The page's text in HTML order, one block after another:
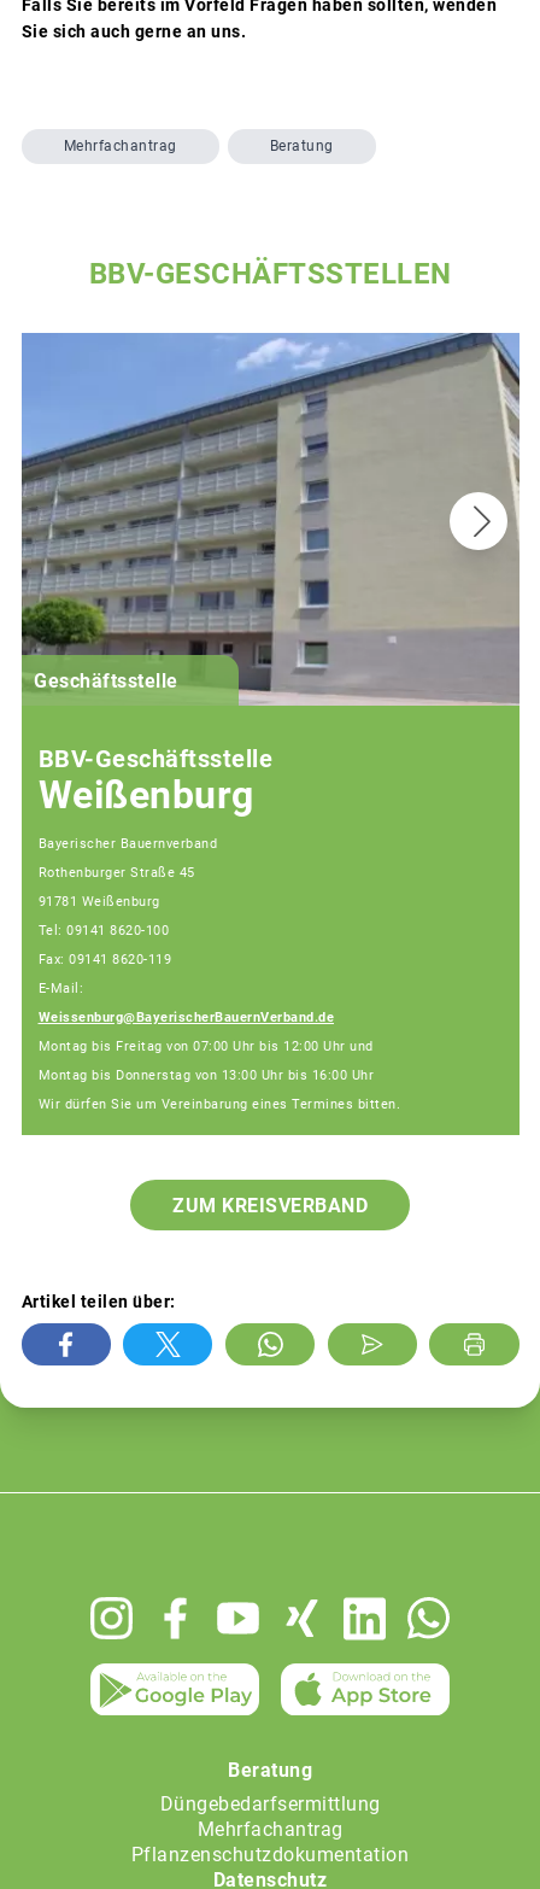
Falls Sie bereits im Vorfeld Fragen haben sollten, wenden
Sie sich auch gerne an uns.
Mehrfachantrag Beratung
BBV-GESCHÄFTSSTELLEN
Geschäftsstelle
BBV-Geschäftsstelle
Weißenburg
Bayerischer Bauernverband
Rothenburger Straße 45
91781 Weißenburg
Tel: 09141 8620-100
Fax: 09141 8620-119
E-Mail:
Weissenburg@BayerischerBauernVerband.de
Montag bis Freitag von 07:00 Uhr bis 12:00 Uhr und
Montag bis Donnerstag von 13:00 Uhr bis 16:00 Uhr
Wir dürfen Sie um Vereinbarung eines Termines bitten.
ZUM KREISVERBAND
Artikel teilen über:
Beratung
Düngebedarfsermittlung
Mehrfachantrag
Pflanzenschutzdokumentation
Datenschutz